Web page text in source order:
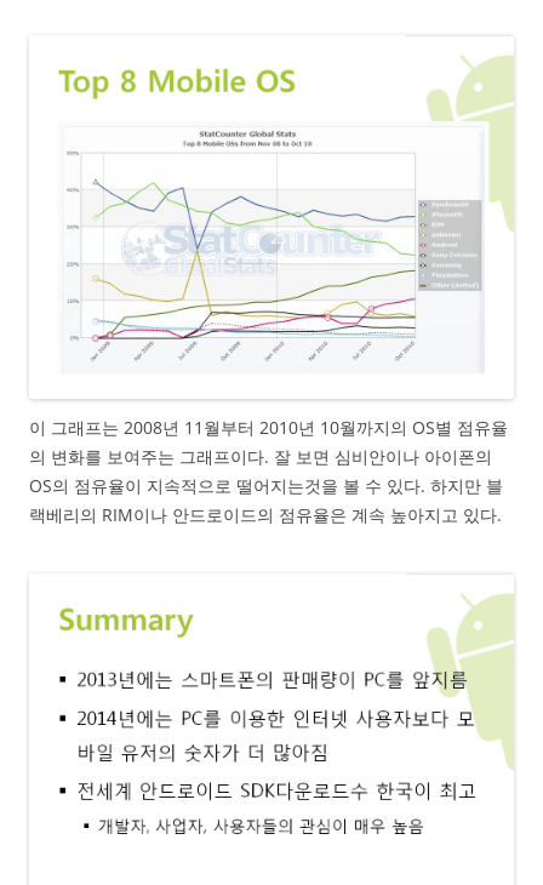
이 그래프는 2008년 11월부터 2010년 10월까지의 OS별 점유율
의 변화를 보여주는 그래프이다. 잘 보면 심비안이나 아이폰의
OS의 점유율이 지속적으로 떨어지는것을 볼 수 있다. 하지만 블
랙베리의 RIM이나 안드로이드의 점유율은 계속 높아지고 있다.